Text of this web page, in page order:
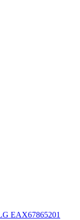
EAX67865201